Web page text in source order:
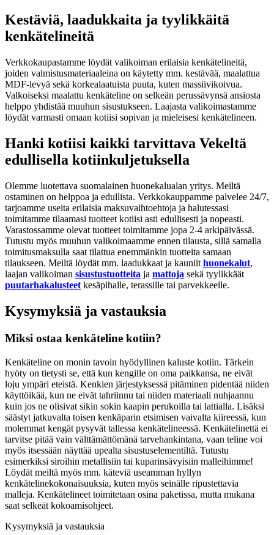
Kestäviä, laadukkaita ja tyylikkäitä
kenkätelineitä
Verkkokaupastamme löydät valikoiman erilaisia kenkätelineitä,
joiden valmistusmateriaaleina on käytetty mm. kestävää, maalattua
MDF-levyä sekä korkealaatuista puuta, kuten massiivikoivua.
Valkoiseksi maalattu kenkäteline on selkeän perussävynsä ansiosta
helppo yhdistää muuhun sisustukseen. Laajasta valikoimastamme
löydät varmasti omaan kotiisi sopivan ja mieleisesi kenkätelineen.
Hanki kotiisi kaikki tarvittava Vekeltä
edullisella kotiinkuljetuksella
Olemme luotettava suomalainen huonekalualan yritys. Meiltä
ostaminen on helppoa ja edullista. Verkkokauppamme palvelee 24/7,
tarjoamme useita erilaisia maksuvaihtoehtoja ja halutessasi
toimitamme tilaamasi tuotteet kotiisi asti edullisesti ja nopeasti.
Varastossamme olevat tuotteet toimitamme jopa 2-4 arkipäivässä.
Tutustu myös muuhun valikoimaamme ennen tilausta, sillä samalla
toimitusmaksulla saat tilattua enemmänkin tuotteita samaan
tilaukseen. Meiltä löydät mm. laadukkaat ja kauniit huonekalut,
laajan valikoiman sisustustuotteita ja mattoja sekä tyylikkäät
puutarhakalusteet kesäpihalle, terassille tai parvekkeelle.
Kysymyksiä ja vastauksia
Miksi ostaa kenkäteline kotiin?
Kenkäteline on monin tavoin hyödyllinen kaluste kotiin. Tärkein
hyöty on tietysti se, että kun kengille on oma paikkansa, ne eivät
loju ympäri eteistä. Kenkien järjestyksessä pitäminen pidentää niiden
käyttöikää, kun ne eivät tahriinnu tai niiden materiaali nuhjaannu
kuin jos ne olisivat sikin sokin kaapin perukoilla tai lattialla. Lisäksi
säästyt jatkuvalta toisen kenkäparin etsimisen vaivalta kiireessä, kun
molemmat kengät pysyvät tallessa kenkätelineessä. Kenkätelinettä ei
tarvitse pitää vain välttämättömänä tarvehankintana, vaan teline voi
myös itsessään näyttää upealta sisustuselementiltä. Tutustu
esimerkiksi siroihin metallisiin tai kuparinsävyisiin malleihimme!
Löydät meiltä myös mm. käteviä useamman hyllyn
kenkätelinekokonaisuuksia, kuten myös seinälle ripustettavia
malleja. Kenkätelineet toimitetaan osina paketissa, mutta mukana
saat selkeät kokoamisohjeet.
Kysymyksiä ja vastauksia